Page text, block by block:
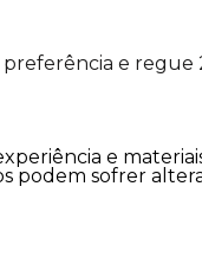
e regue
e
podem sofrer